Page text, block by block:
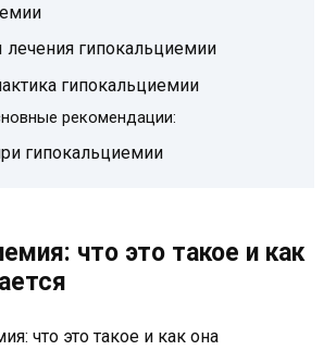
гипокальциемии
гипокальциемии
рекомендации:
гипокальциемии
что это такое и как